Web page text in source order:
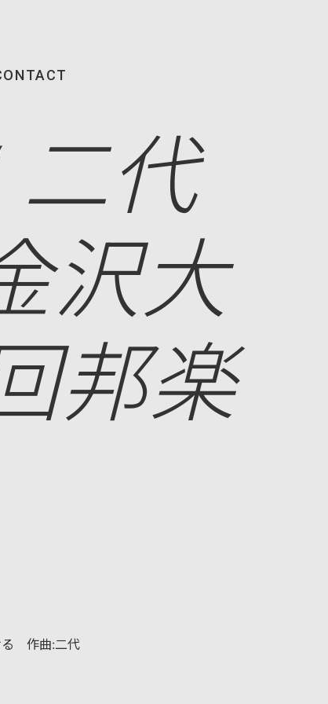
代
沢大
邦楽
る 作曲:二代